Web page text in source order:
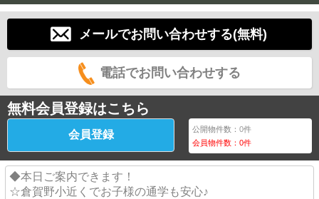
メールでお問い合わせする(無料)
電話でお問い合わせする
無料会員登録はこちら
会員登録 公開物件数：0件
会員物件数：0件
◆本日ご案内できます！
☆倉賀野小近くでお子様の通学も安心♪